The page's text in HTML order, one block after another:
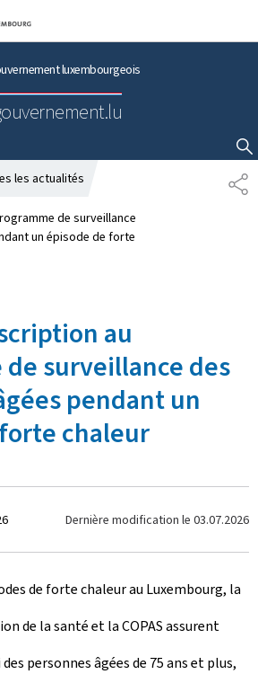
au menu principal
Aller au contenu
luxembourgeois
AFFICHER / MASQUER LA RECHERCHE
P
A
les actualités
de surveillance
un épisode de forte
au
surveillance des
pendant un
chaleur
Dernière modification le 03.07.2026
de forte chaleur au Luxembourg, la
de la santé et la COPAS assurent
personnes âgées de 75 ans et plus,